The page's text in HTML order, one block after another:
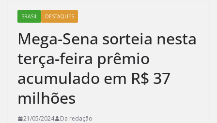
BRASIL DESTAQUES
Mega-Sena sorteia nesta
terça-feira prêmio
acumulado em R$ 37
milhões
21/05/2024 Da redação